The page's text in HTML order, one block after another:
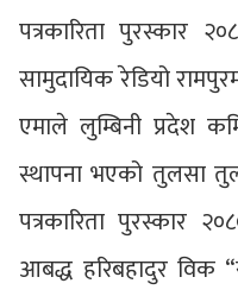
पत्रकारिता पुरस्कार
सामुदायिक रेडियो
एमाले लुम्बिनी प्रदेश
स्थापना भएको तुलसा
पत्रकारिता पुरस्कार
आबद्ध हरिबहादुर विक